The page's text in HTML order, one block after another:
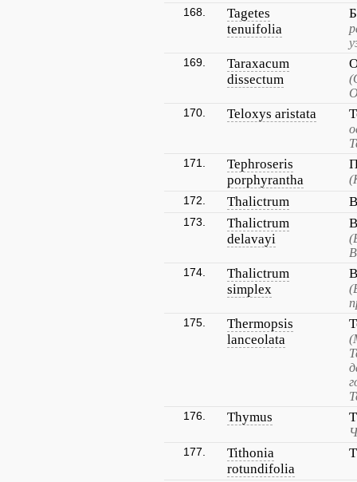
168.
Tagetes
tenuifolia
169.
Taraxacum
dissectum
170. Teloxys aristata
171.
Tephroseris
porphyrantha
172. Thalictrum
173.
Thalictrum
delavayi
174.
Thalictrum
simplex
175.
Thermopsis
lanceolata
176. Thymus
177.
Tithonia
rotundifolia